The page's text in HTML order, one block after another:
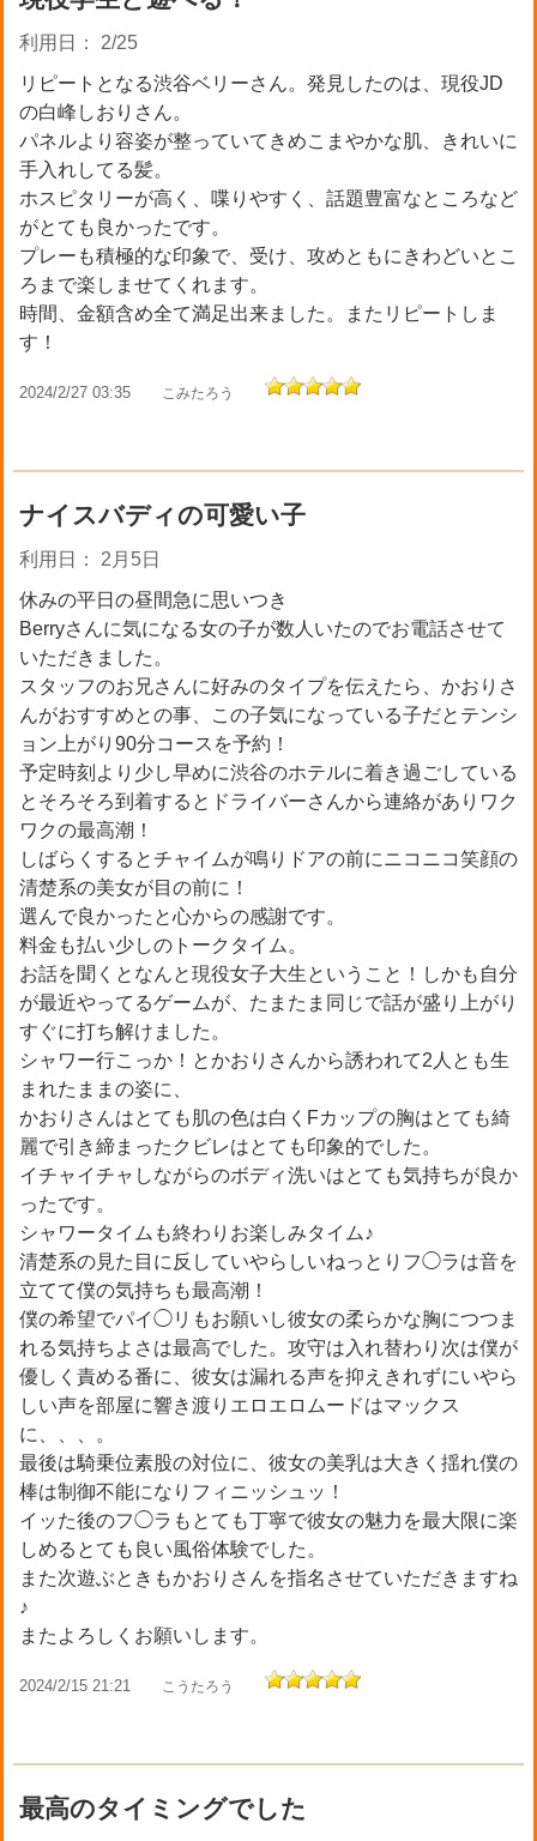
利用日： 2/25
リピートとなる渋谷ベリーさん。発見したのは、現役JD
の白峰しおりさん。
パネルより容姿が整っていてきめこまやかな肌、きれいに
手入れしてる髪。
ホスピタリーが高く、喋りやすく、話題豊富なところなど
がとても良かったです。
プレーも積極的な印象で、受け、攻めともにきわどいとこ
ろまで楽しませてくれます。
時間、金額含め全て満足出来ました。またリピートしま
す！
2024/2/27 03:35 こみたろう
ナイスバディの可愛い子
利用日： 2月5日
休みの平日の昼間急に思いつき
Berryさんに気になる女の子が数人いたのでお電話させて
いただきました。
スタッフのお兄さんに好みのタイプを伝えたら、かおりさ
んがおすすめとの事、この子気になっている子だとテンシ
ョン上がり90分コースを予約！
予定時刻より少し早めに渋谷のホテルに着き過ごしている
とそろそろ到着するとドライバーさんから連絡がありワク
ワクの最高潮！
しばらくするとチャイムが鳴りドアの前にニコニコ笑顔の
清楚系の美女が目の前に！
選んで良かったと心からの感謝です。
料金も払い少しのトークタイム。
お話を聞くとなんと現役女子大生ということ！しかも自分
が最近やってるゲームが、たまたま同じで話が盛り上がり
すぐに打ち解けました。
シャワー行こっか！とかおりさんから誘われて2人とも生
まれたままの姿に、
かおりさんはとても肌の色は白くFカップの胸はとても綺
麗で引き締まったクビレはとても印象的でした。
イチャイチャしながらのボディ洗いはとても気持ちが良か
ったです。
シャワータイムも終わりお楽しみタイム♪
清楚系の見た目に反していやらしいねっとりフ◯ラは音を
立てて僕の気持ちも最高潮！
僕の希望でパイ◯リもお願いし彼女の柔らかな胸につつま
れる気持ちよさは最高でした。攻守は入れ替わり次は僕が
優しく責める番に、彼女は漏れる声を抑えきれずにいやら
しい声を部屋に響き渡りエロエロムードはマックス
に、、、。
最後は騎乗位素股の対位に、彼女の美乳は大きく揺れ僕の
棒は制御不能になりフィニッシュッ！
イッた後のフ◯ラもとても丁寧で彼女の魅力を最大限に楽
しめるとても良い風俗体験でした。
また次遊ぶときもかおりさんを指名させていただきますね
♪
またよろしくお願いします。
2024/2/15 21:21 こうたろう
最高のタイミングでした